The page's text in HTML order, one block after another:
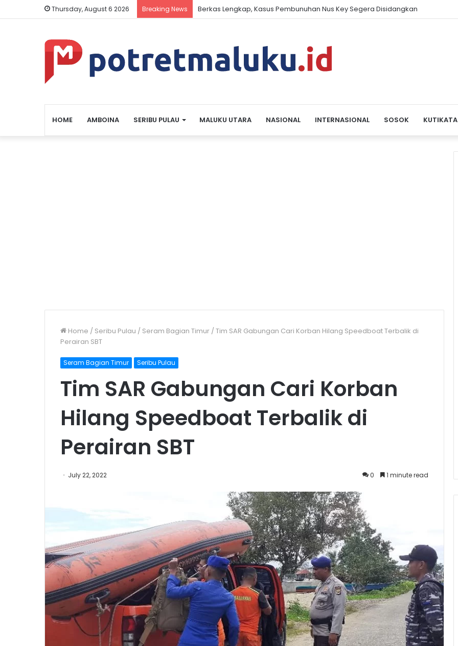
Thursday, August 6 2026 Breaking News Berkas Lengkap, Kasus Pembunuhan Nus Key Segera Disidangkan
HOME AMBOINA SERIBU PULAU MALUKU UTARA NASIONAL INTERNASIONAL SOSOK KUTIKATA
Home / Seribu Pulau / Seram Bagian Timur /Tim SAR Gabungan Cari Korban Hilang Speedboat Terbalik di
Perairan SBT
Seram Bagian Timur Seribu Pulau
Tim SAR Gabungan Cari Korban
Hilang Speedboat Terbalik di
Perairan SBT
July 22, 2022 0 1 minute read